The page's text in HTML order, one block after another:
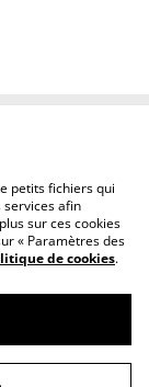
cookies
petits fichiers qui
services afin
sur ces cookies
« Paramètres des
de cookies.